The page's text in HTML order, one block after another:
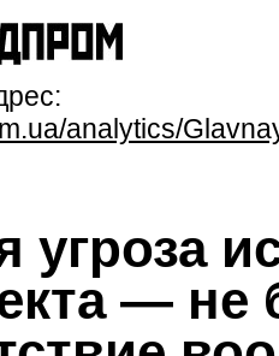
analytics/
угроза
— не